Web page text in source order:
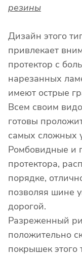
резины
Дизайн этого
привлекает
протектор с
нарезанных
имеют острые
Всем своим
готовы
самых сложных
Ромбовидные и
протектора,
порядке,
позволяя шине
дорогой.
Разреженный
положительно
покрышек этого